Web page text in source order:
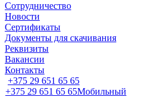
Сотрудничество
Новости
Сертификаты
Документы для скачивания
Реквизиты
Вакансии
Контакты
+375 29 651 65 65
+375 29 651 65 65Мобильный